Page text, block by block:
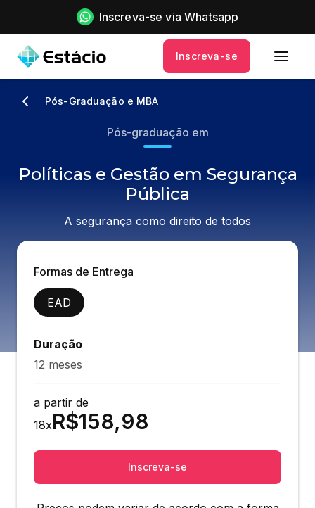
Inscreva-se via Whatsapp
Inscreva-se
Pós-Graduação e MBA
Pós-graduação em
Políticas e Gestão em Segurança
Pública
A segurança como direito de todos
Formas de Entrega
EAD
Duração
12 meses
a partir de
18xR$158,98
Inscreva-se